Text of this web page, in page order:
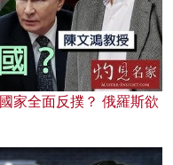
家全面反撲？ 俄羅斯欲